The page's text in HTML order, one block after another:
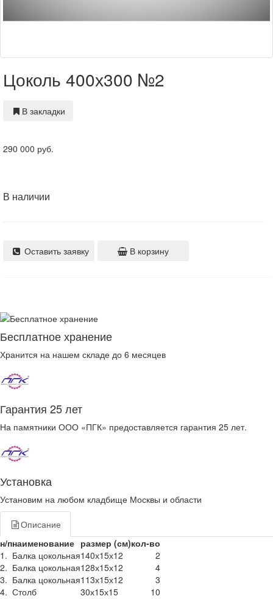
Цоколь 400х300 №2
В закладки
290 000 руб.
В наличии
Оставить заявку В корзину
Бесплатное хранение
Хранится на нашем складе до 6 месяцев
Гарантия 25 лет
На памятники ООО «ПГК» предоставляется гарантия 25 лет.
Установка
Установим на любом кладбище Москвы и области
Описание
н/пнаименование размер (см)кол-во
1. Балка цокольная140х15х12
2
2. Балка цокольная128х15х12
4
3. Балка цокольная113х15х12
3
4. Столб 30х15х15
10